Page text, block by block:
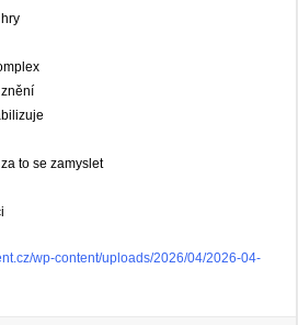
to se zamyslet
wp-content/uploads/2026/04/2026-04-